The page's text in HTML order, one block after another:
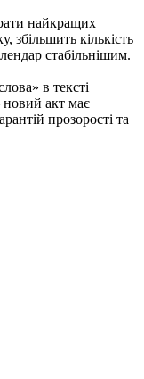
найкращих
збільшить кількість
стабільнішим.
в тексті
акт має
прозорості та